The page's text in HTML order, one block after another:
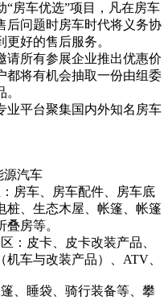
“房车优选”项目，凡在房车
后问题时房车时代将义务协
好的售后服务。
请所有参展企业推出优惠价
都将有机会抽取一份由组委
业平台聚集国内外知名房车
源汽车
房车、房车配件、房车底
桩、生态木屋、帐篷、帐篷
房等。
：皮卡、皮卡改装产品、
车与改装产品）、ATV、
、睡袋、骑行装备等、攀